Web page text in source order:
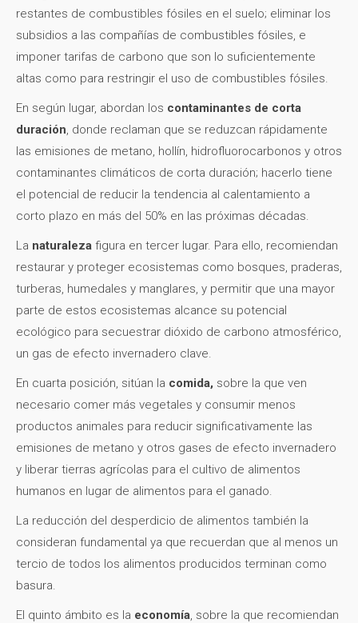
restantes de combustibles fósiles en el suelo; eliminar los
subsidios a las compañías de combustibles fósiles, e
imponer tarifas de carbono que son lo suficientemente
altas como para restringir el uso de combustibles fósiles.
En según lugar, abordan los contaminantes de corta
duración, donde reclaman que se reduzcan rápidamente
las emisiones de metano, hollín, hidrofluorocarbonos y otros
contaminantes climáticos de corta duración; hacerlo tiene
el potencial de reducir la tendencia al calentamiento a
corto plazo en más del 50% en las próximas décadas.
La naturaleza figura en tercer lugar. Para ello, recomiendan
restaurar y proteger ecosistemas como bosques, praderas,
turberas, humedales y manglares, y permitir que una mayor
parte de estos ecosistemas alcance su potencial
ecológico para secuestrar dióxido de carbono atmosférico,
un gas de efecto invernadero clave.
En cuarta posición, sitúan la comida, sobre la que ven
necesario comer más vegetales y consumir menos
productos animales para reducir significativamente las
emisiones de metano y otros gases de efecto invernadero
y liberar tierras agrícolas para el cultivo de alimentos
humanos en lugar de alimentos para el ganado.
La reducción del desperdicio de alimentos también la
consideran fundamental ya que recuerdan que al menos un
tercio de todos los alimentos producidos terminan como
basura.
El quinto ámbito es la economía, sobre la que recomiendan